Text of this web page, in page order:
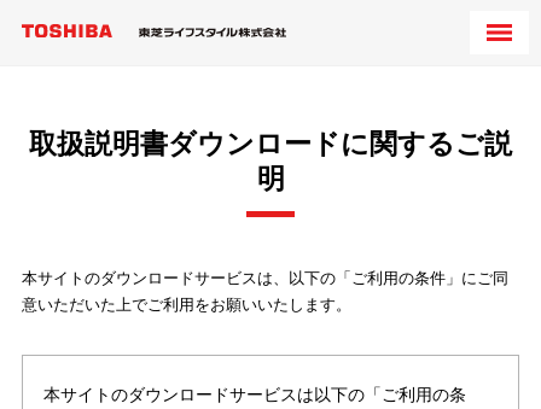
取扱説明書ダウンロードに関するご説
明
本サイトのダウンロードサービスは、以下の「ご利用の条件」にご同
意いただいた上でご利用をお願いいたします。
本サイトのダウンロードサービスは以下の「ご利用の条